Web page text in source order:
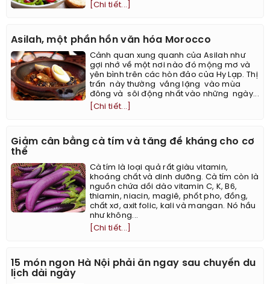
[Chi tiết...]
Asilah, một phần hồn văn hóa Morocco
Cảnh quan xung quanh của Asilah như
gợi nhớ về một nơi nào đó mộng mơ và
yên bình trên các hòn đảo của Hy Lạp. Thị
trấn này thường vắng lặng vào mùa
đông và sôi động nhất vào những ngày...
[Chi tiết...]
Giảm cân bằng cà tím và tăng đề kháng cho cơ
thể
Cà tím là loại quả rất giàu vitamin,
khoáng chất và dinh dưỡng. Cà tím còn là
nguồn chứa dồi dào vitamin C, K, B6,
thiamin, niacin, magiê, phốt pho, đồng,
chất xơ, axit folic, kali và mangan. Nó hầu
như không...
[Chi tiết...]
15 món ngon Hà Nội phải ăn ngay sau chuyến du
lịch dài ngày